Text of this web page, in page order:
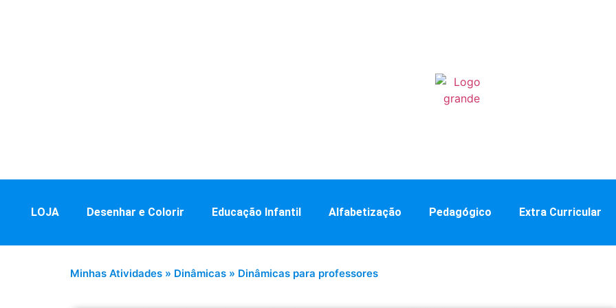
LOJA Desenhar e Colorir Educação Infantil Alfabetização Pedagógico Extra Curricular
Minhas Atividades » Dinâmicas » Dinâmicas para professores